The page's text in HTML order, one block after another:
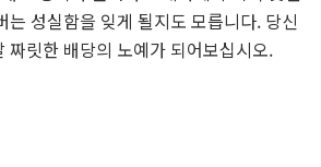
는 성실함을 잊게 될지도 모릅니다. 당신
짜릿한 배당의 노예가 되어보십시오.